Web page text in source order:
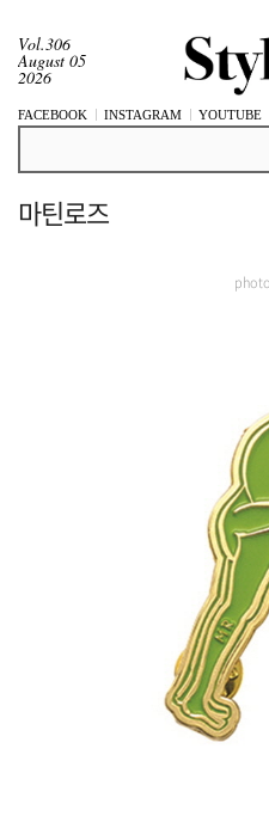
Vol.306
August 05
2026
FACEBOOK INSTAGRAM YOUTUBE
마틴로즈